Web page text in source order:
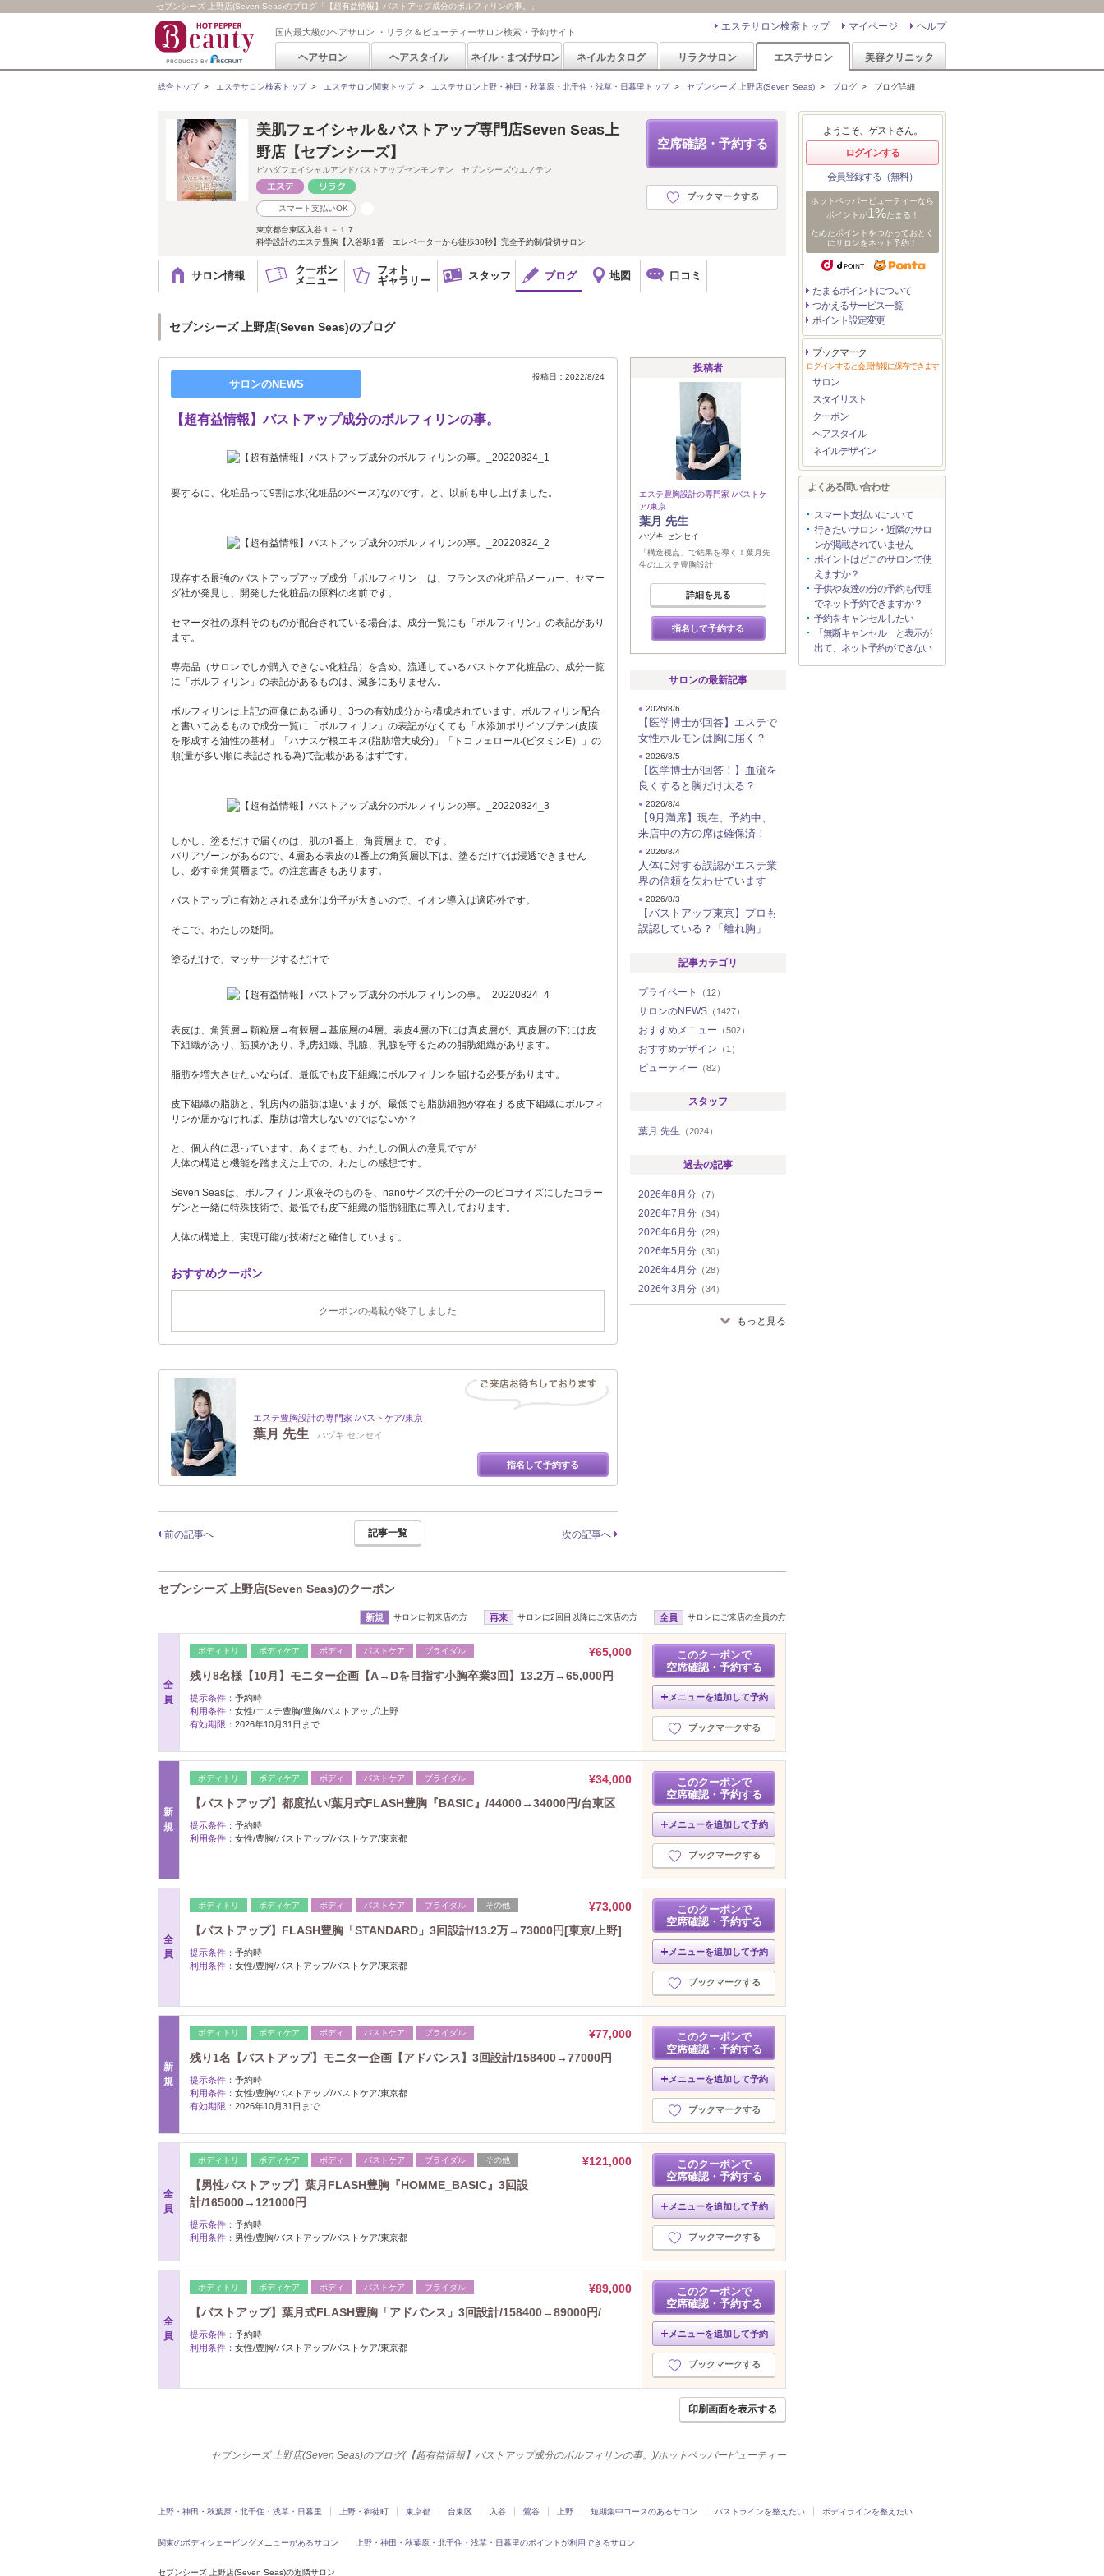
セブンシーズ 上野店(Seven Seas)のブログ「【超有益情報】バストアップ成分のボルフィリンの事。」
国内最大級のヘアサロン ・リラク＆ビューティーサロン検索・予約サイト ヘルプ
マイページ
エステサロン検索トップ
ヘアサロン ヘアスタイル ネイル・まつげサロン ネイルカタログ リラクサロン エステサロン 美容クリニック
総合トップ> エステサロン検索トップ> エステサロン関東トップ> エステサロン上野・神田・秋葉原・北千住・浅草・日暮里トップ> セブンシーズ 上野店(Seven Seas) > ブログ > ブログ詳細
空席確認・予約する
ブックマークする
美肌フェイシャル＆バストアップ専門店Seven Seas上
野店【セブンシーズ】
ビハダフェイシャルアンドバストアップセンモンテン セブンシーズウエノテン
スマート支払いOK
東京都台東区入谷１－１７
科学設計のエステ豊胸【入谷駅1番・エレベーターから徒歩30秒】完全予約制/貸切サロン
サロン情報
クーポン
メニュー
フォト
ギャラリー
スタッフ ブログ 地図 口コミ
セブンシーズ 上野店(Seven Seas)のブログ
サロンのNEWS
投稿日：2022/8/24
【超有益情報】バストアップ成分のボルフィリンの事。
要するに、化粧品って9割は水(化粧品のベース)なのです。と、以前も申し上げました。
現存する最強のバストアップアップ成分「ボルフィリン」は、フランスの化粧品メーカー、セマー
ダ社が発見し、開発した化粧品の原料の名前です。
セマーダ社の原料そのものが配合されている場合は、成分一覧にも「ボルフィリン」の表記があり
ます。
専売品（サロンでしか購入できない化粧品）を含め、流通しているバストケア化粧品の、成分一覧
に「ボルフィリン」の表記があるものは、滅多にありません。
ボルフィリンは上記の画像にある通り、3つの有効成分から構成されています。ボルフィリン配合
と書いてあるもので成分一覧に「ボルフィリン」の表記がなくても「水添加ポリイソブテン(皮膜
を形成する油性の基材」「ハナスゲ根エキス(脂肪増大成分)」「トコフェロール(ビタミンE）」の
順(量が多い順に表記される為)で記載があるはずです。
しかし、塗るだけで届くのは、肌の1番上、角質層まで。です。
バリアゾーンがあるので、4層ある表皮の1番上の角質層以下は、塗るだけでは浸透できません
し、必ず※角質層まで。の注意書きもあります。
バストアップに有効とされる成分は分子が大きいので、イオン導入は適応外です。
そこで、わたしの疑問。
塗るだけで、マッサージするだけで
表皮は、角質層→顆粒層→有棘層→基底層の4層。表皮4層の下には真皮層が、真皮層の下には皮
下組織があり、筋膜があり、乳房組織、乳腺、乳腺を守るための脂肪組織があります。
脂肪を増大させたいならば、最低でも皮下組織にボルフィリンを届ける必要があります。
皮下組織の脂肪と、乳房内の脂肪は違いますが、最低でも脂肪細胞が存在する皮下組織にボルフィ
リンが届かなければ、脂肪は増大しないのではないか？
と、個人的に思っています。あくまでも、わたしの個人の意見ですが
人体の構造と機能を踏まえた上での、わたしの感想です。
Seven Seasは、ボルフィリン原液そのものを、nanoサイズの千分の一のピコサイズにしたコラー
ゲンと一緒に特殊技術で、最低でも皮下組織の脂肪細胞に導入しております。
人体の構造上、実現可能な技術だと確信しています。
おすすめクーポン
クーポンの掲載が終了しました
エステ豊胸設計の専門家 /バストケア/東京
葉月 先生 ハヅキ センセイ
指名して予約する
前の記事へ 記事一覧 次の記事へ
投稿者
エステ豊胸設計の専門家 /バストケ
ア/東京
葉月 先生
ハヅキ センセイ
「構造視点」で結果を導く！葉月先
生のエステ豊胸設計
詳細を見る
指名して予約する
サロンの最新記事
● 2026/8/6
【医学博士が回答】エステで
女性ホルモンは胸に届く？
● 2026/8/5
【医学博士が回答！】血流を
良くすると胸だけ太る？
● 2026/8/4
【9月満席】現在、予約中、
来店中の方の席は確保済！
● 2026/8/4
人体に対する誤認がエステ業
界の信頼を失わせています
● 2026/8/3
【バストアップ東京】プロも
誤認している？「離れ胸」
記事カテゴリ
プライベート （12）
サロンのNEWS （1427）
おすすめメニュー （502）
おすすめデザイン （1）
ビューティー （82）
スタッフ
葉月 先生 （2024）
過去の記事
2026年8月分 （7）
2026年7月分 （34）
2026年6月分 （29）
2026年5月分 （30）
2026年4月分 （28）
2026年3月分 （34）
2026年2月分（23）
（34）
2024年12月分（30）
2024年10月分
2024年8月分（31）
2024年7月分（36）
2024年6月分（38）
2024年5月分 （29）
2024年4月分（33）
2024年3月分（28）
2024年2月分（36）
2024年1月分（33）
2023年12月分（49）
2023年11月分 （46）
2023年10月分（9）
2023年9月分（19）
2023年6月分（30）
2023年5月分（35）
2023年4月分 （16）
2023年3月分（24）
2023年2月分 （28）
2023年1月分（29）
2022年12月分（30）
2022年11月分（19）
2022年10月分（15）
2022年9月分（16）
2022年8月分（21）
2022年7月分（39）
2022年5月分（7）
2022年4月分（15）
2022年3月分（26）
2022年2月分 （25）
2022年1月分（3）
2021年12月分（3）
2021年11月分（5）
2021年10月分（2）
2021年9月分（2）
2021年8月分 （2）
2021年7月分（8）
2021年6月分 （14）
2021年4月分（24）
2021年3月分（44）
2021年1月分（3）
2020年10月分 （6）
もっと見る
セブンシーズ 上野店(Seven Seas)のクーポン
新規 サロンに初来店の方 再来 サロンに2回目以降にご来店の方 全員 サロンにご来店の全員の方
全
員
ボディトリ ボディケア ボディ バストケア ブライダル
¥65,000
残り8名様【10月】モニター企画【A→Dを目指す小胸卒業3回】13.2万→65,000円
提示条件： 予約時
利用条件： 女性/エステ豊胸/豊胸/バストアップ/上野
有効期限： 2026年10月31日まで
このクーポンで
空席確認・予約する
メニューを追加して予約
ブックマークする
新
規
ボディトリ ボディケア ボディ バストケア ブライダル
¥34,000
【バストアップ】都度払い/葉月式FLASH豊胸『BASIC』/44000→34000円/台東区
提示条件： 予約時
利用条件： 女性/豊胸/バストアップ/バストケア/東京都
このクーポンで
空席確認・予約する
メニューを追加して予約
ブックマークする
全
員
ボディトリ ボディケア ボディ バストケア ブライダル その他
¥73,000
【バストアップ】FLASH豊胸「STANDARD」3回設計/13.2万→73000円[東京/上野]
提示条件： 予約時
利用条件： 女性/豊胸/バストアップ/バストケア/東京都
このクーポンで
空席確認・予約する
メニューを追加して予約
ブックマークする
新
規
ボディトリ ボディケア ボディ バストケア ブライダル
¥77,000
残り1名【バストアップ】モニター企画【アドバンス】3回設計/158400→77000円
提示条件： 予約時
利用条件： 女性/豊胸/バストアップ/バストケア/東京都
有効期限： 2026年10月31日まで
このクーポンで
空席確認・予約する
メニューを追加して予約
ブックマークする
全
員
ボディトリ ボディケア ボディ バストケア ブライダル その他
¥121,000
【男性バストアップ】葉月FLASH豊胸『HOMME_BASIC』3回設
計/165000→121000円
提示条件： 予約時
利用条件： 男性/豊胸/バストアップ/バストケア/東京都
このクーポンで
空席確認・予約する
メニューを追加して予約
ブックマークする
全
員
ボディトリ ボディケア ボディ バストケア ブライダル
¥89,000
【バストアップ】葉月式FLASH豊胸「アドバンス」3回設計/158400→89000円/
提示条件： 予約時
利用条件： 女性/豊胸/バストアップ/バストケア/東京都
このクーポンで
空席確認・予約する
メニューを追加して予約
ブックマークする
印刷画面を表示する
セブンシーズ 上野店(Seven Seas)のブログ(【超有益情報】バストアップ成分のボルフィリンの事。)/ホットペッパービューティー
ようこそ、ゲストさん。
ログインする
会員登録する（無料）
ホットペッパービューティーなら
ポイントが1%たまる！
ためたポイントをつかっておとく
にサロンをネット予約！
たまるポイントについて
つかえるサービス一覧
ポイント設定変更
ブックマーク
ログインすると会員情報に保存できます
サロン
スタイリスト
クーポン
ヘアスタイル
ネイルデザイン
よくある問い合わせ
スマート支払いについて
行きたいサロン・近隣のサロ
ンが掲載されていません
ポイントはどこのサロンで使
えますか？
子供や友達の分の予約も代理
でネット予約できますか？
予約をキャンセルしたい
「無断キャンセル」と表示が
出て、ネット予約ができない
上野・神田・秋葉原・北千住・浅草・日暮里 上野・御徒町 東京都 台東区 入谷 鶯谷 上野 短期集中コースのあるサロン バストラインを整えたい ボディラインを整えたい
関東のボディシェービングメニューがあるサロン 上野・神田・秋葉原・北千住・浅草・日暮里のポイントが利用できるサロン
セブンシーズ 上野店(Seven Seas)の近隣サロン